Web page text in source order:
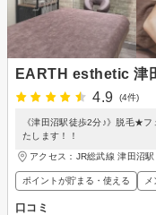
EARTH esthetic 津
4.9
(4件)
《津田沼駅徒歩2分♪》脱毛★
たします！！
アクセス：JR総武線 津田沼
ポイントが貯まる・使える
口コミ